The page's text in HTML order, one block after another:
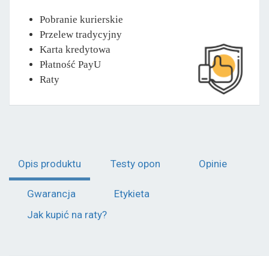
Pobranie kurierskie
Przelew tradycyjny
Karta kredytowa
Płatność PayU
Raty
Opis produktu Testy opon Opinie
Gwarancja
Etykieta
Jak kupić na raty?